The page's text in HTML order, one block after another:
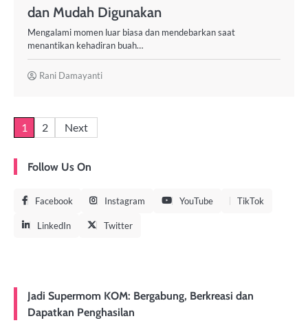
dan Mudah Digunakan
Mengalami momen luar biasa dan mendebarkan saat
menantikan kehadiran buah…
Rani Damayanti
1 2 Next
Follow Us On
Facebook Instagram YouTube TikTok
LinkedIn Twitter
Jadi Supermom KOM: Bergabung, Berkreasi dan
Dapatkan Penghasilan